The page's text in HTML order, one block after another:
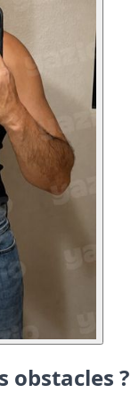
obstacles ?